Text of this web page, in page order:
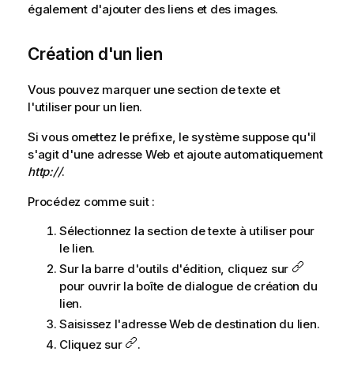
également d'ajouter des liens et des images.
Création d'un lien
Vous pouvez marquer une section de texte et
l'utiliser pour un lien.
Si vous omettez le préfixe, le système suppose qu'il
s'agit d'une adresse Web et ajoute automatiquement
http://.
Procédez comme suit :
Sélectionnez la section de texte à utiliser pour
le lien.
Sur la barre d'outils d'édition, cliquez sur
pour ouvrir la boîte de dialogue de création du
lien.
Saisissez l'adresse Web de destination du lien.
Cliquez sur
.